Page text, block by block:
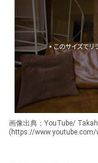
画像出典：YouTube/
(https://www.youtube.com/